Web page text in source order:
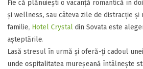
​Fie că plănuiești o vacanță romantică în
și wellness, sau câteva zile de distracție
familie, Hotel Crystal din Sovata este
așteptările.
​Lasă stresul în urmă și oferă-ți cadoul
unde ospitalitatea mureșeană întâlnește